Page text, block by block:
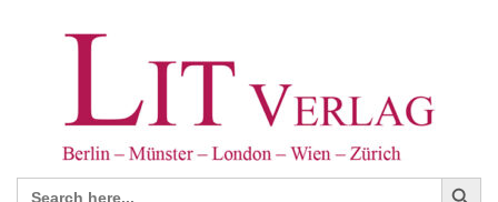
Search
for:
Search Button